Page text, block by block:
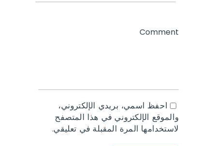
احفظ اسمي، بريدي الإلكتروني،
والموقع الإلكتروني في هذا المتصفح
لاستخدامها المرة المقبلة في تعليقي.